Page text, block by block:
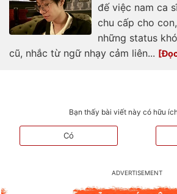
đế việc nam ca
chu cấp cho
những status
cũ, nhắc từ ngữ nhạy cảm liên...
Bạn thấy bài viết này có hữu
Có